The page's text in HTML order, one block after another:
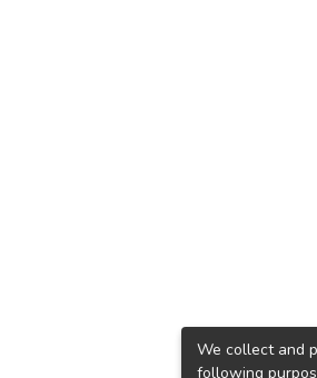
We collect and
following